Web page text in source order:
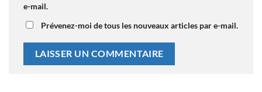
e-mail.
Prévenez-moi de tous les nouveaux articles par e-mail.